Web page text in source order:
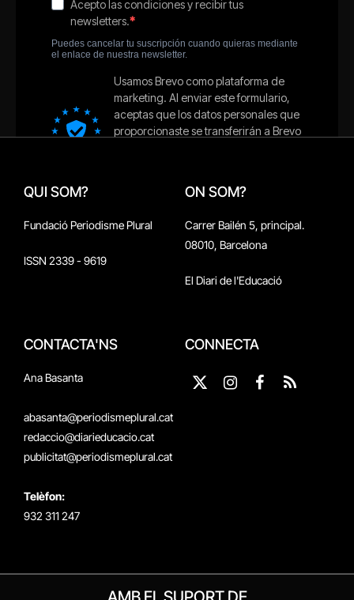
QUI SOM?
Fundació Periodisme Plural
ISSN 2339 - 9619
ON SOM?
Carrer Bailén 5, principal.
08010, Barcelona
El Diari de l'Educació
CONTACTA'NS
Ana Basanta
abasanta@periodismeplural.cat
redaccio@diarieducacio.cat
publicitat@periodismeplural.cat
Telèfon:
932 311 247
CONNECTA
X
Instagram
Facebook
RSS